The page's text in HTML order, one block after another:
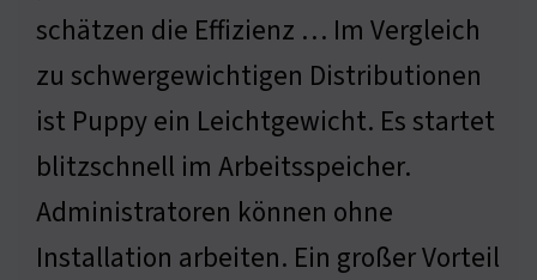
schätzen die Effizienz … Im Vergleich
zu schwergewichtigen Distributionen
ist Puppy ein Leichtgewicht. Es startet
blitzschnell im Arbeitsspeicher.
Administratoren können ohne
Installation arbeiten. Ein großer Vorteil